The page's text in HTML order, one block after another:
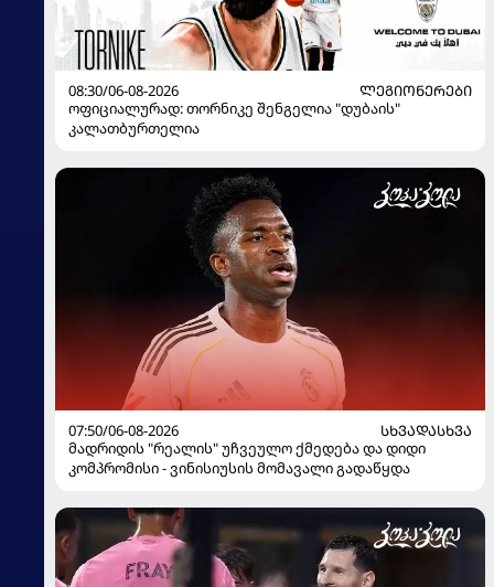
08:30/06-08-2026
ᲚᲔᲒᲘᲝᲜᲔᲠᲔᲑᲘ
ოფიციალურად: თორნიკე შენგელია "დუბაის"
კალათბურთელია
07:50/06-08-2026
ᲡᲮᲕᲐᲓᲐᲡᲮᲕᲐ
მადრიდის "რეალის" უჩვეულო ქმედება და დიდი
კომპრომისი - ვინისიუსის მომავალი გადაწყდა